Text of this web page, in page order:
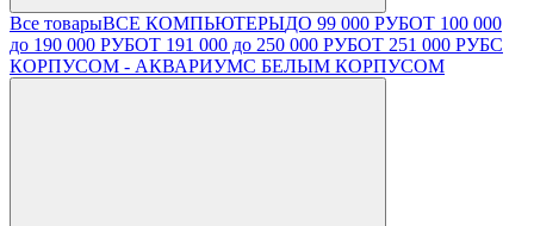
Все товарыВСЕ КОМПЬЮТЕРЫДО 99 000 РУБОТ 100 000
до 190 000 РУБОТ 191 000 до 250 000 РУБОТ 251 000 РУБС
КОРПУСОМ - АКВАРИУМС БЕЛЫМ КОРПУСОМ